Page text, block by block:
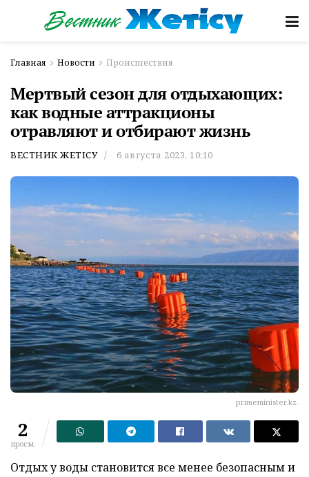
Главная Новости Происшествия
Мертвый сезон для отдыхающих:
как водные аттракционы
отравляют и отбирают жизнь
ВЕСТНИК ЖЕТІСУ 6 августа 2023, 10:10
primeminister.kz.
2
просм.
Отдых у воды становится все менее безопасным и